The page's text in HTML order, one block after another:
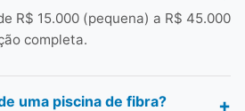
R$ 15.000 (pequena) a R$ 45.000
completa.
uma piscina de fibra?